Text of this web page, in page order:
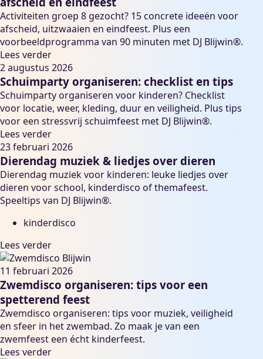
Activiteiten groep 8 gezocht? 15 concrete ideeën voor
afscheid, uitzwaaien en eindfeest. Plus een
voorbeeldprogramma van 90 minuten met DJ Blijwin®.
Lees verder
2 augustus 2026
Schuimparty organiseren: checklist en tips
Schuimparty organiseren voor kinderen? Checklist
voor locatie, weer, kleding, duur en veiligheid. Plus tips
voor een stressvrij schuimfeest met DJ Blijwin®.
Lees verder
23 februari 2026
Dierendag muziek & liedjes over dieren
Dierendag muziek voor kinderen: leuke liedjes over
dieren voor school, kinderdisco of themafeest.
Speeltips van DJ Blijwin®.
kinderdisco
Lees verder
11 februari 2026
Zwemdisco organiseren: tips voor een
spetterend feest
Zwemdisco organiseren: tips voor muziek, veiligheid
en sfeer in het zwembad. Zo maak je van een
zwemfeest een écht kinderfeest.
Lees verder